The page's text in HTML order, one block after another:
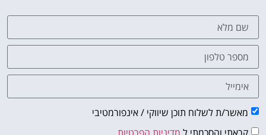
פה!
מאשר/ת לשלוח תוכן שיווקי / אינפורמטיבי